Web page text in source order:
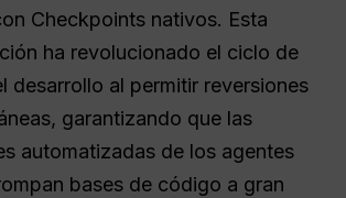
Checkpoints nativos. Esta
ha revolucionado el ciclo de
desarrollo al permitir reversiones
garantizando que las
automatizadas de los agentes
bases de código a gran